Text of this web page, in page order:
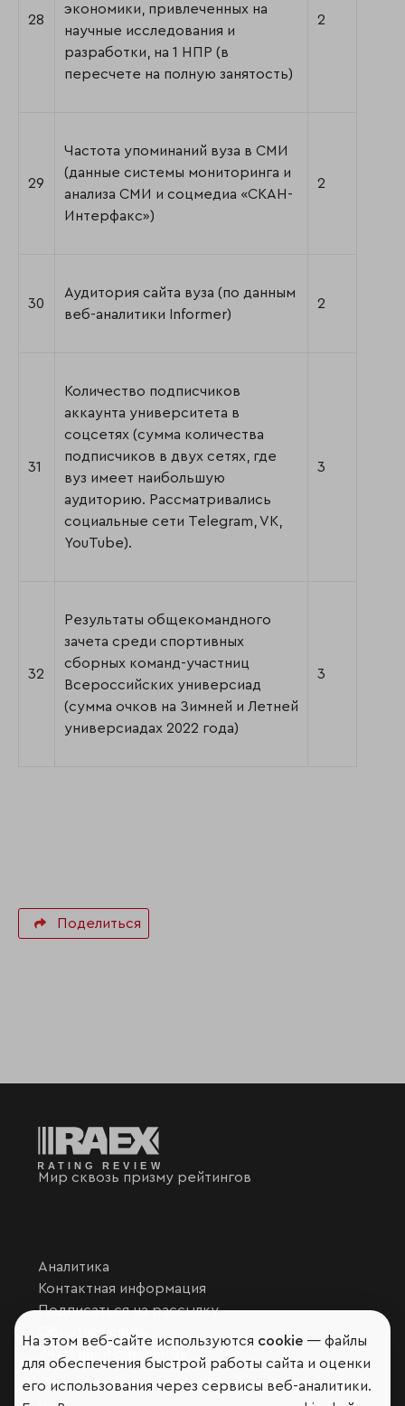
28
экономики, привлеченных на
научные исследования и
разработки, на 1 НПР (в
пересчете на полную занятость)
2
29
Частота упоминаний вуза в СМИ
(данные системы мониторинга и
анализа СМИ и соцмедиа «СКАН-
Интерфакс»)
2
30
Аудитория сайта вуза (по данным
веб-аналитики Informer)
2
31
Количество подписчиков
аккаунта университета в
соцсетях (сумма количества
подписчиков в двух сетях, где
вуз имеет наибольшую
аудиторию. Рассматривались
социальные сети Telegram, VK,
YouTube).
3
32
Результаты общекомандного
зачета среди спортивных
сборных команд-участниц
Всероссийских универсиад
(сумма очков на Зимней и Летней
универсиадах 2022 года)
3
Поделиться
Мир сквозь призму рейтингов
Аналитика
Контактная информация
Подписаться на рассылку
Обратная связь
Участники рэнкингов
Мы в социальных сетях и мессенджерах
На этом веб-сайте используются cookie — файлы
для обеспечения быстрой работы сайта и оценки
его использования через сервисы веб-аналитики.